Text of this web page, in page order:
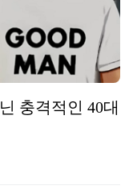
충격적인 40대